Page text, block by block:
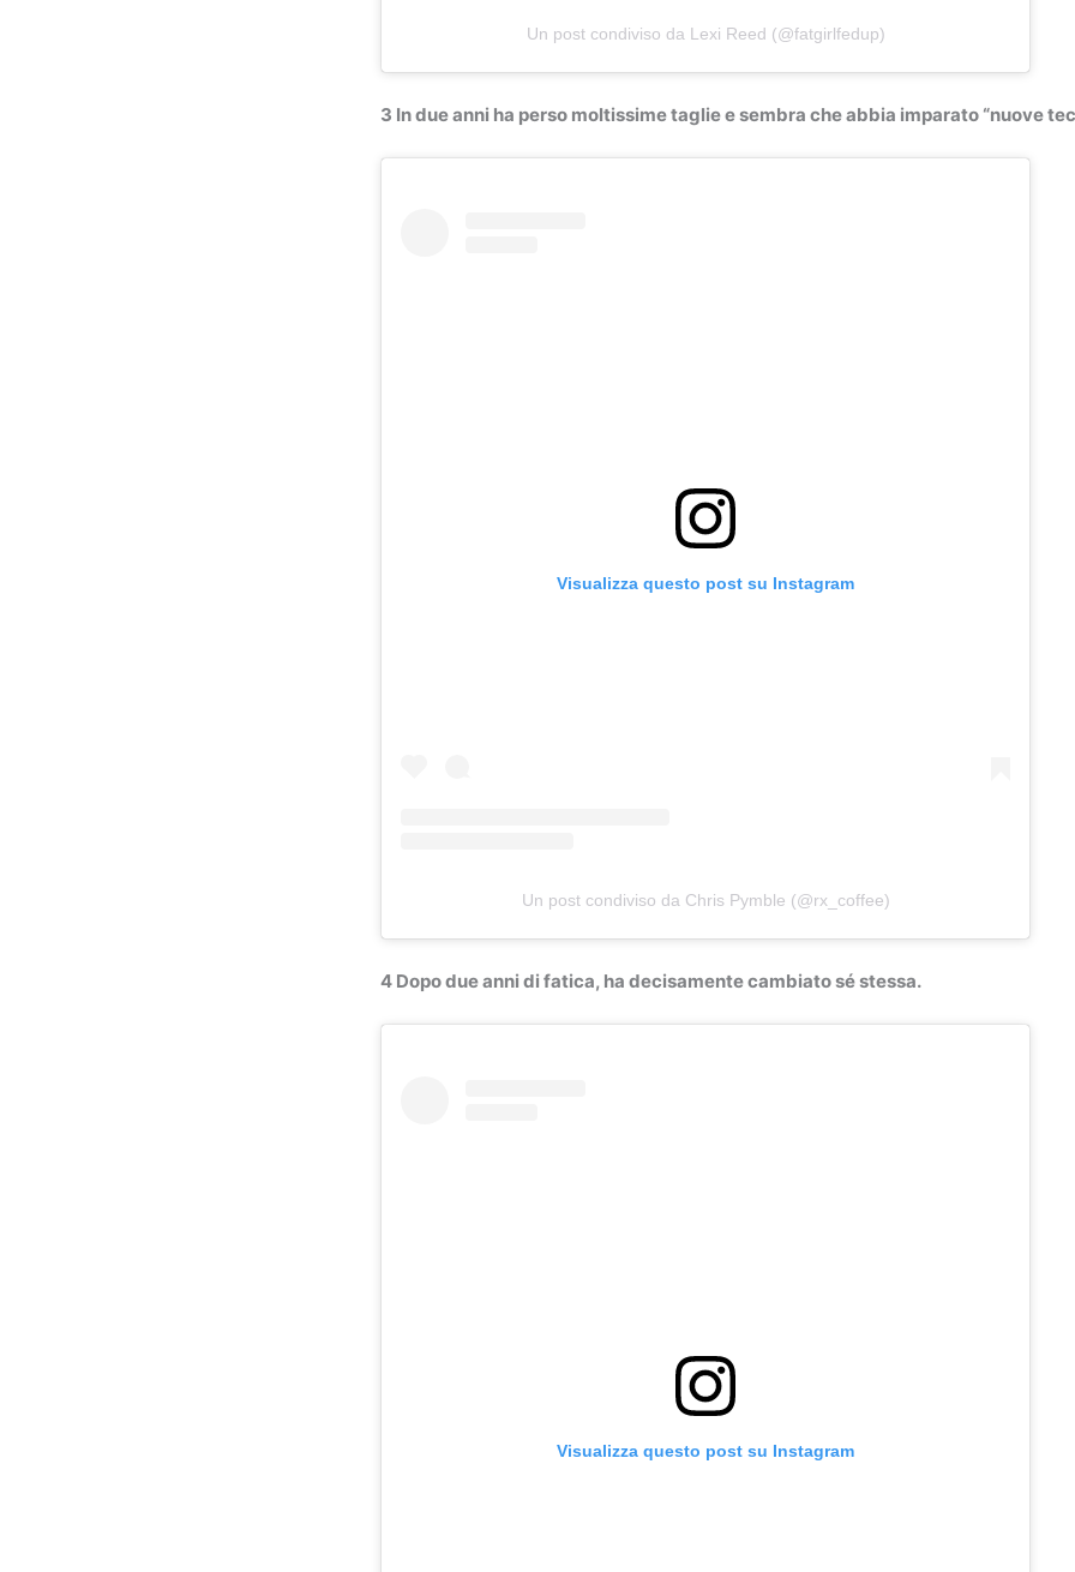
Un post condiviso da Lexi Reed (@fatgirlfedup)
3 In due anni ha perso moltissime taglie e sembra che abbia imparato “nuove
Visualizza questo post su Instagram
Un post condiviso da Chris Pymble (@rx_coffee)
4 Dopo due anni di fatica, ha decisamente cambiato sé stessa.
Visualizza questo post su Instagram